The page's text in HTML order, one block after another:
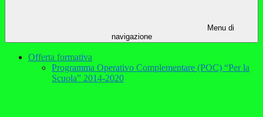
Menu di
navigazione
Offerta formativa
Programma Operativo Complementare (POC) “Per la
Scuola” 2014-2020